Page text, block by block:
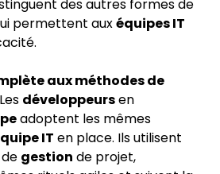
des autres formes de
permettent auxéquipes IT
aux méthodes de
développeursen
adoptent les mêmes
IT en place. Ils utilisent
de gestion de projet,